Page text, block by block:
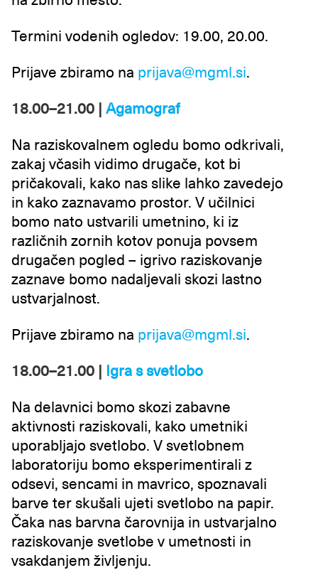
Termini vodenih ogledov: 19.00, 20.00.
Prijave zbiramo na prijava@mgml.si.
18.00–21.00 | Agamograf
Na raziskovalnem ogledu bomo odkrivali,
zakaj včasih vidimo drugače, kot bi
pričakovali, kako nas slike lahko zavedejo
in kako zaznavamo prostor. V učilnici
bomo nato ustvarili umetnino, ki iz
različnih zornih kotov ponuja povsem
drugačen pogled – igrivo raziskovanje
zaznave bomo nadaljevali skozi lastno
ustvarjalnost.
Prijave zbiramo na prijava@mgml.si.
18.00–21.00 | Igra s svetlobo
Na delavnici bomo skozi zabavne
aktivnosti raziskovali, kako umetniki
uporabljajo svetlobo. V svetlobnem
laboratoriju bomo eksperimentirali z
odsevi, sencami in mavrico, spoznavali
barve ter skušali ujeti svetlobo na papir.
Čaka nas barvna čarovnija in ustvarjalno
raziskovanje svetlobe v umetnosti in
vsakdanjem življenju.